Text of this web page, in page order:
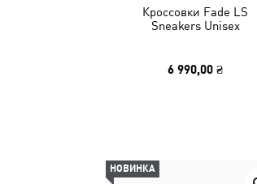
Кроссовки Fade LS
Sneakers Unisex
6 990,00 ₴
НОВИНКА